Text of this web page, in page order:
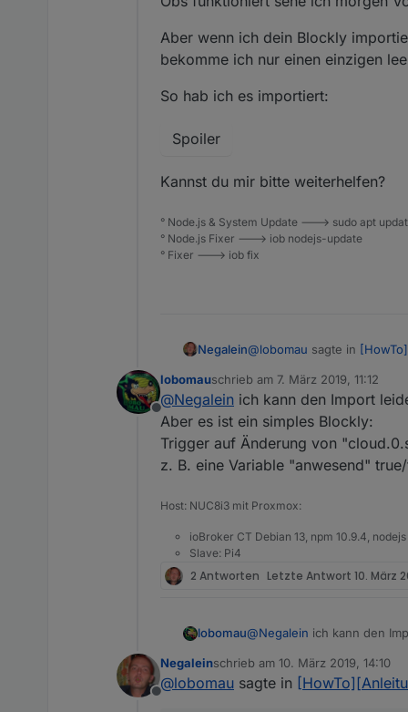
Unter dem User Namen
b) +Zeichen anklicken,
c) "You enter an area"
d) Dann +Zeichen wählen.
e) choose action service
etwas anderen
unterifttt.comunter search
steht der Key.
Soweit so gut. Nun würde
cloud.0.services.ifttt
<block type="on_ext"
<value
<statement
<value
<value
<field
<value
<field
<value
<value
<field
<field
Aber wenn ich dein Blockly
bekomme ich nur einen einzigen
So hab ich es importiert:
Spoiler
Kannst du mir bitte weiterhelfen?
° Node.js & System Update ---> sudo apt
° Node.js Fixer ---> iob nodejs-update
° Fixer ---> iob fix
Negalein@lobomau sagte in
Mit der folgenden
Eintreten etwas
Hallo!
Habe gerade mit deiner
Aber wenn ich dein
So hab ich es importiert:
Spoiler
Offline
lobomauschrieb am 7. März 2019, 11:12
zuletzt editiert von
@Negalein ich kann den Import
Aber es ist ein simples Blockly:
Trigger auf Änderung von
z. B. eine Variable "anwesend"
Host: NUC8i3 mit Proxmox:
ioBroker CT Debian 13, npm 10.9.4, nodejs
Slave: Pi4
2 Antworten Letzte Antwort 10. März
lobomau@Negalein ich kann den
Trigger auf Änderung von
eine Variable "anwesend"
Offline
Negaleinschrieb am 10. März 2019, 14:10
zuletzt editiert von
@lobomau sagte in